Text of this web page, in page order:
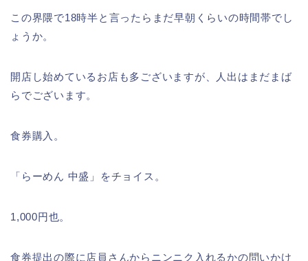
この界隈で18時半と言ったらまだ早朝くらいの時間帯でし
ょうか。
開店し始めているお店も多ございますが、人出はまだまば
らでございます。
食券購入。
「らーめん 中盛」をチョイス。
1,000円也。
食券提出の際に店員さんからニンニク入れるかの問いかけ